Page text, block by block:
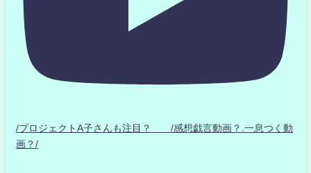
/プロジェクトA子さんも注目？ /感想戯言動画？.一息つく動
画？/